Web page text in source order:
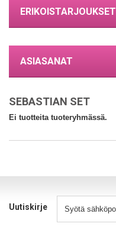
ERIKOISTARJOUKSET
ASIASANAT
SEBASTIAN SET
Ei tuotteita tuoteryhmässä.
Uutiskirje